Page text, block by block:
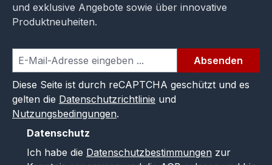
und exklusive Angebote sowie über innovative
Produktneuheiten.
Absenden
Diese Seite ist durch reCAPTCHA geschützt und es
gelten die Datenschutzrichtlinie und
Nutzungsbedingungen.
Datenschutz
Ich habe die Datenschutzbestimmungen zur